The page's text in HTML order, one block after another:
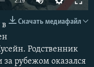
360p 480p
480p
Скачать медиафайл
Родственник
за рубежом оказался